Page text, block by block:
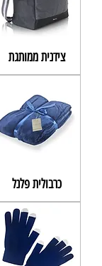
צידנית ממותגת
כרבולית פלנל